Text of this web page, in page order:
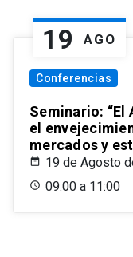
19 AGO
Conferencias
Seminario: “El
el
mercados y
19 de Agosto
09:00 a 11:00